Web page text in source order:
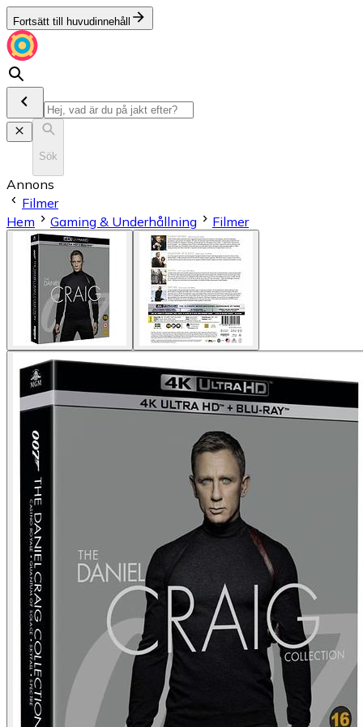
Fortsätt till huvudinnehåll
Sök
Annons
Filmer
Hem
Gaming & Underhållning Filmer